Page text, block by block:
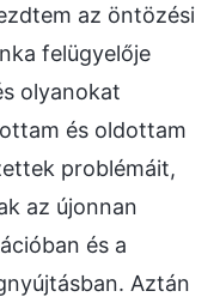
az öntözési
felügyelője
olyanokat
és oldottam
problémáit,
az újonnan
és a
Aztán